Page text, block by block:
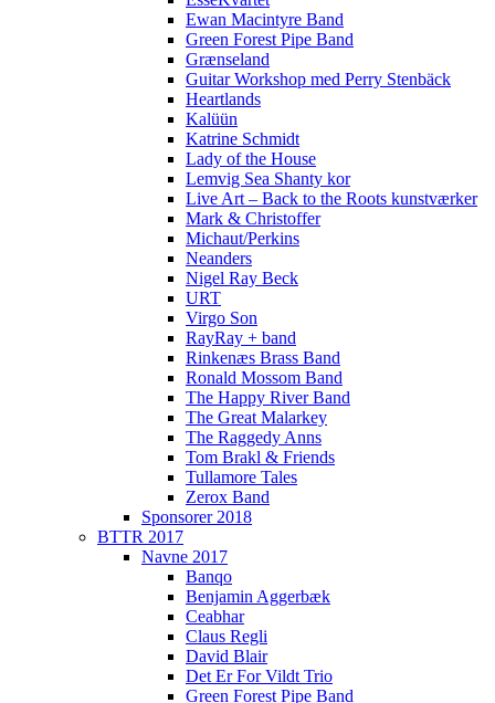
Ewan Macintyre Band
Green Forest Pipe Band
Grænseland
Guitar Workshop med Perry Stenbäck
Heartlands
Kalüün
Katrine Schmidt
Lady of the House
Lemvig Sea Shanty kor
Live Art – Back to the Roots kunstværker
Mark & Christoffer
Michaut/Perkins
Neanders
Nigel Ray Beck
URT
Virgo Son
RayRay + band
Rinkenæs Brass Band
Ronald Mossom Band
The Happy River Band
The Great Malarkey
The Raggedy Anns
Tom Brakl & Friends
Tullamore Tales
Zerox Band
Sponsorer 2018
BTTR 2017
Navne 2017
Banqo
Benjamin Aggerbæk
Ceabhar
Claus Regli
David Blair
Det Er For Vildt Trio
Green Forest Pipe Band